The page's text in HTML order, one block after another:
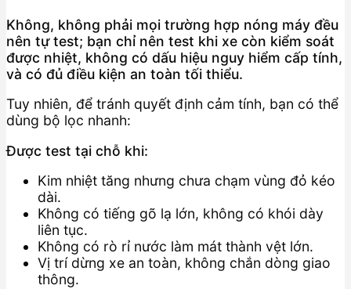
Không, không phải mọi trường hợp nóng máy đều
nên tự test; bạn chỉ nên test khi xe còn kiểm soát
được nhiệt, không có dấu hiệu nguy hiểm cấp tính,
và có đủ điều kiện an toàn tối thiểu.
Tuy nhiên, để tránh quyết định cảm tính, bạn có thể
dùng bộ lọc nhanh:
Được test tại chỗ khi:
Kim nhiệt tăng nhưng chưa chạm vùng đỏ kéo
dài.
Không có tiếng gõ lạ lớn, không có khói dày
liên tục.
Không có rò rỉ nước làm mát thành vệt lớn.
Vị trí dừng xe an toàn, không chắn dòng giao
thông.